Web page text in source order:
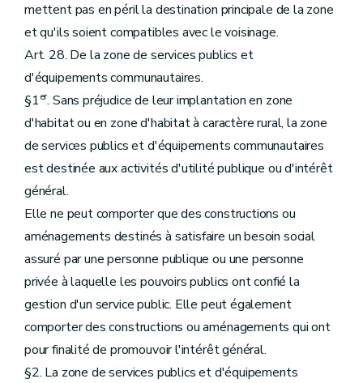
mettent pas en péril la destination principale de la zone
et qu'ils soient compatibles avec le voisinage.
Art. 28. De la zone de services publics et
d'équipements communautaires.
§1er. Sans préjudice de leur implantation en zone
d'habitat ou en zone d'habitat à caractère rural, la zone
de services publics et d'équipements communautaires
est destinée aux activités d'utilité publique ou d'intérêt
général.
Elle ne peut comporter que des constructions ou
aménagements destinés à satisfaire un besoin social
assuré par une personne publique ou une personne
privée à laquelle les pouvoirs publics ont confié la
gestion d'un service public. Elle peut également
comporter des constructions ou aménagements qui ont
pour finalité de promouvoir l'intérêt général.
§2. La zone de services publics et d'équipements